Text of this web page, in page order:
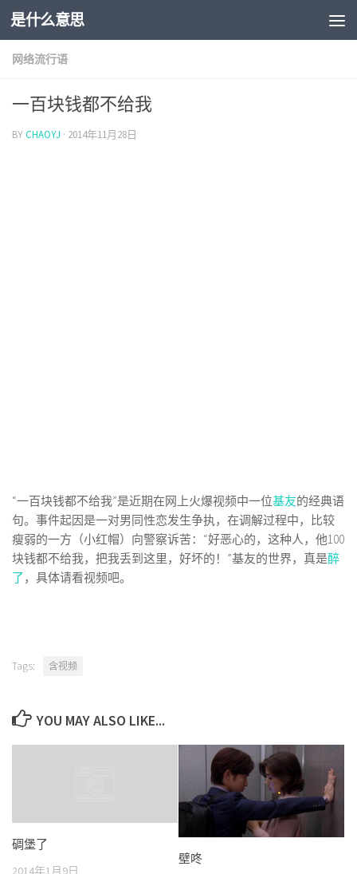
是什么意思
网络流行语
一百块钱都不给我
BYCHAOYJ · 2014年11月28日
“一百块钱都不给我”是近期在网上火爆视频中一位基友的经典语
句。事件起因是一对男同性恋发生争执，在调解过程中，比较
瘦弱的一方（小红帽）向警察诉苦：“好恶心的，这种人，他100
块钱都不给我，把我丢到这里，好坏的！”基友的世界，真是醉
了 ，具体请看视频吧。
Tags: 含视频
YOU MAY ALSO LIKE...
碉堡了
2014年1月9日
壁咚